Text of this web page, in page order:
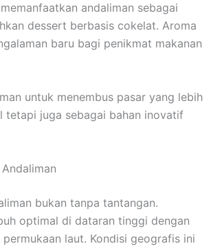
andaliman sebagai
dessert berbasis cokelat. Aroma
baru bagi penikmat makanan
untuk menembus pasar yang lebih
tetapi juga sebagai bahan inovatif
bukan tanpa tantangan.
optimal di dataran tinggi dengan
laut. Kondisi geografis ini